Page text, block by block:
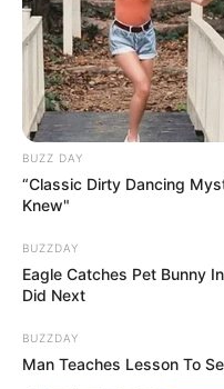
BUZZ DAY
“Classic Dirty Dancing
Knew"
BUZZDAY
Eagle Catches Pet Bunny
Did Next
BUZZDAY
Man Teaches Lesson To